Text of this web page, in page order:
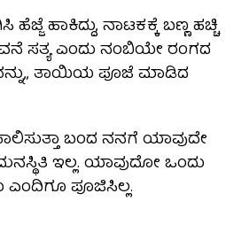
ಹಾಕಿದ್ದು, ನಾಟಕಕ್ಕೆ ಬಣ್ಣ ಹಚ್ಚಿ
ಸತ್ಯ ಎಂದು ನಂಬಿಯೇ ರಂಗದ
ತಾಯಿಯ ಪೂಜೆ ಮಾಡಿದ
ಬಂದ ನನಗೆ ಯಾವುದೇ
ಇಲ್ಲ. ಯಾವುದೋ ಒಂದು
ಪೂಜಿಸಿಲ್ಲ.